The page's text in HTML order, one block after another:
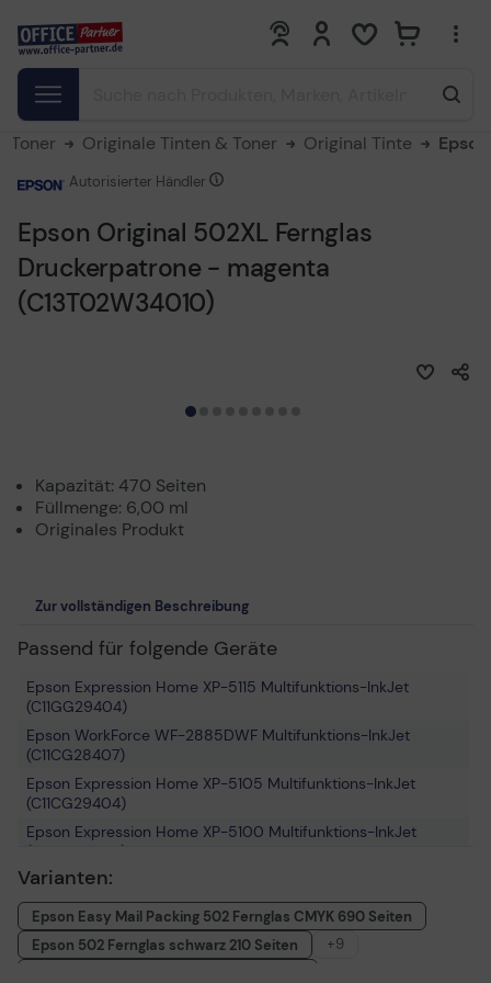
0 0
Toner Originale Tinten & Toner Original Tinte Epson
Epson Original 502XL Fernglas
Druckerpatrone - magenta
(C13T02W34010)
Autorisierter Händler
Kapazität: 470 Seiten
Füllmenge: 6,00 ml
Originales Produkt
Zur vollständigen Beschreibung
Passend für folgende Geräte
Epson Expression Home XP-5115 Multifunktions-InkJet
(C11GG29404)
Epson WorkForce WF-2885DWF Multifunktions-InkJet
(C11CG28407)
Epson Expression Home XP-5105 Multifunktions-InkJet
(C11CG29404)
Epson Expression Home XP-5100 Multifunktions-InkJet
(C11CG29402)
Epson WorkForce WF-2865DWF Multifunktions-InkJet
(C11CG28404)
Epson WorkForce WF-2860DWF Multifunktions-InkJet
(C11CG28402)
Varianten:
Epson Easy Mail Packing 502 Fernglas CMYK 690 Seiten
Epson 502 Fernglas schwarz 210 Seiten
+9